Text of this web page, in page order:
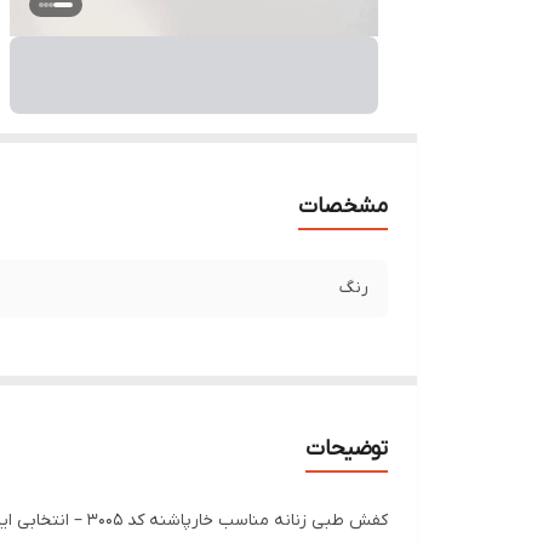
مشخصات
رنگ
توضیحات
کفش طبی زنانه مناسب خارپاشنه کد 3005 – انتخابی ایده‌آل برای سلامت پاهای شما